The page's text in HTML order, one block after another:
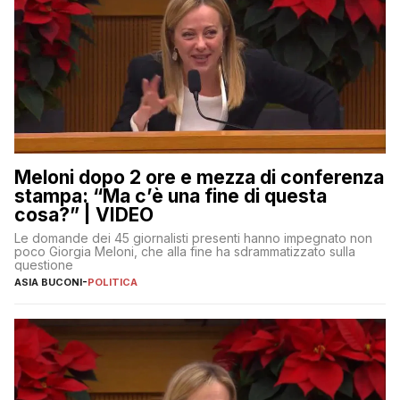
Meloni dopo 2 ore e mezza di conferenza
stampa: “Ma c’è una fine di questa
cosa?” | VIDEO
Le domande dei 45 giornalisti presenti hanno impegnato non
poco Giorgia Meloni, che alla fine ha sdrammatizzato sulla
questione
ASIA BUCONI-POLITICA